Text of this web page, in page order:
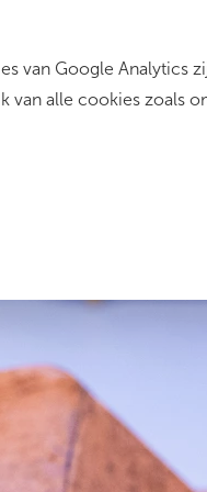
van Google Analytics
alle cookies zoals
Inloggen